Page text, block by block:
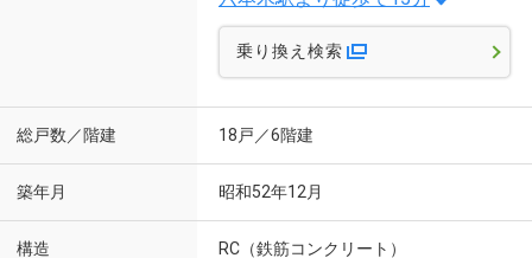
乗り換え検索
総戸数／階建 18戸／6階建
築年月 昭和52年12月
構造 RC（鉄筋コンクリート）